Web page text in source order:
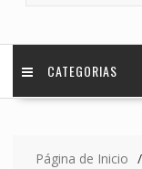
CATEGORIAS
Página de Inicio